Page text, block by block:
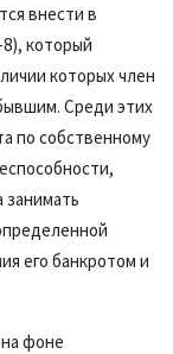
внести в
который
которых член
Среди этих
по собственному
занимать
его банкротом и
фоне